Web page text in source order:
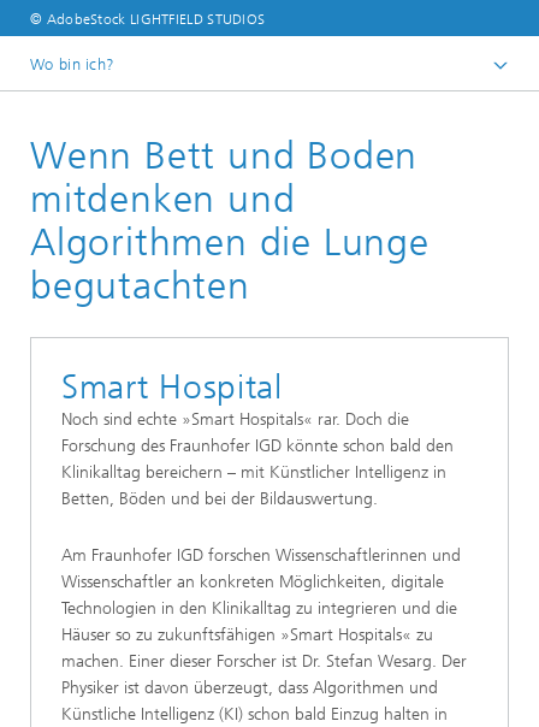
© AdobeStock LIGHTFIELD STUDIOS
Wo bin ich?
Media Center
Kundenmagazin
Wenn Bett und Boden
mitdenken und
Algorithmen die Lunge
begutachten
Smart Hospital
Noch sind echte »Smart Hospitals« rar. Doch die
Forschung des Fraunhofer IGD könnte schon bald den
Klinikalltag bereichern – mit Künstlicher Intelligenz in
Betten, Böden und bei der Bildauswertung.
Am Fraunhofer IGD forschen Wissenschaftlerinnen und
Wissenschaftler an konkreten Möglichkeiten, digitale
Technologien in den Klinikalltag zu integrieren und die
Häuser so zu zukunftsfähigen »Smart Hospitals« zu
machen. Einer dieser Forscher ist Dr. Stefan Wesarg. Der
Physiker ist davon überzeugt, dass Algorithmen und
Künstliche Intelligenz (KI) schon bald Einzug halten in